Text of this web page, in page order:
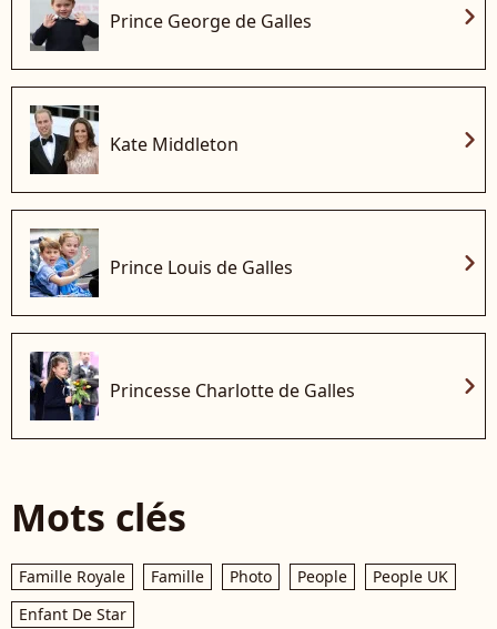
Prince George de Galles chevron_right
Kate Middleton chevron_right
Prince Louis de Galles chevron_right
Princesse Charlotte de Galles chevron_right
Mots clés
Famille Royale Famille Photo People
People UK
Enfant De Star